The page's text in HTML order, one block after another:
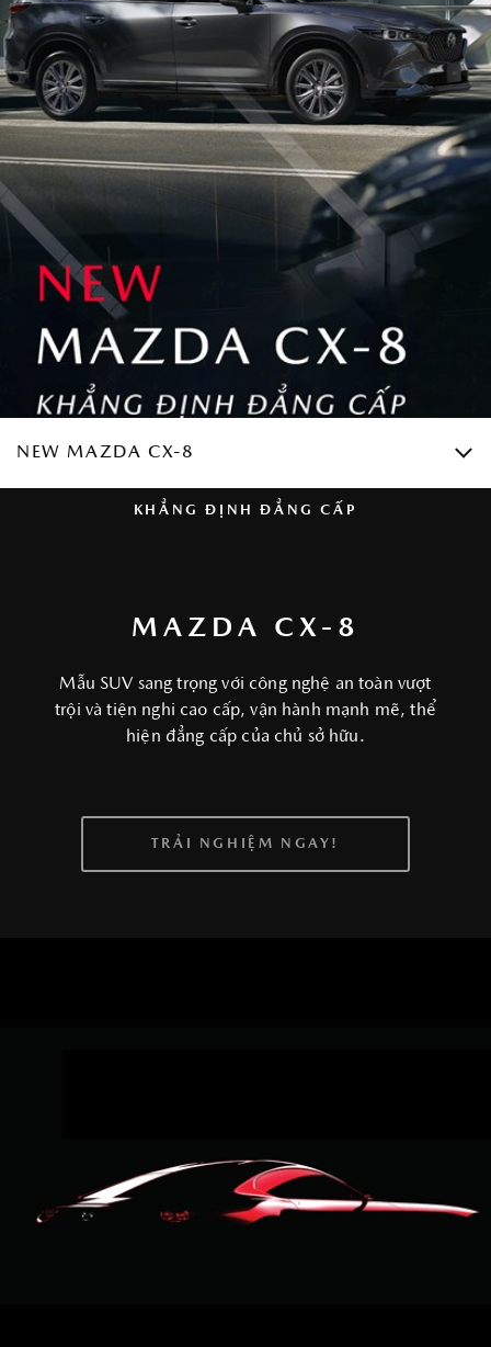
KHẲNG ĐỊNH ĐẲNG CẤP
MAZDA CX-8
Mẫu SUV sang trọng với công nghệ an toàn vượt
trội và tiện nghi cao cấp, vận hành mạnh mẽ, thể
hiện đẳng cấp của chủ sở hữu.
TRẢI NGHIỆM NGAY!
NEW MAZDA CX-8